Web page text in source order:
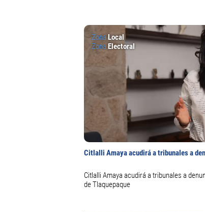
ZonaLocal
Zona Electoral
Citlalli Amaya acudirá a tribunales a
Citlalli Amaya acudirá a tribunales a
de Tlaquepaque